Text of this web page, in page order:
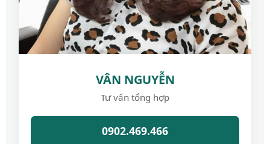
VÂN NGUYỄN
Tư vấn tổng hợp
0902.469.466